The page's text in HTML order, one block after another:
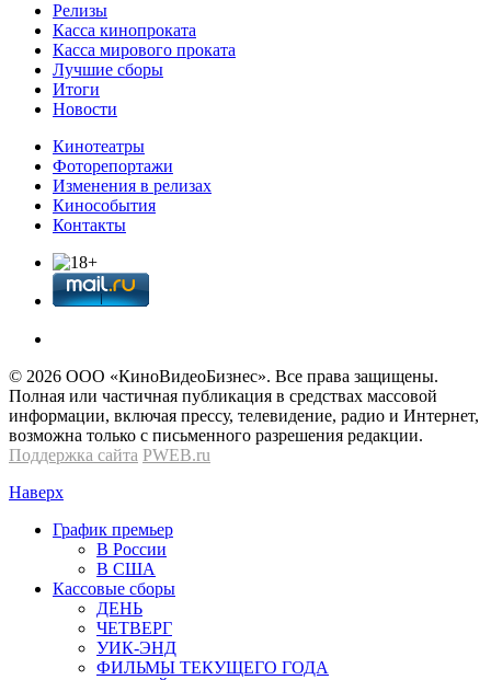
Релизы
Касса кинопроката
Касса мирового проката
Лучшие сборы
Итоги
Новости
Кинотеатры
Фоторепортажи
Изменения в релизах
Кинособытия
Контакты
© 2026 OOО «КиноВидеоБизнес». Все права защищены.
Полная или частичная публикация в средствах массовой
информации, включая прессу, телевидение, радио и Интернет,
возможна только с письменного разрешения редакции.
Поддержка сайта PWEB.ru
Наверх
График премьер
В России
В США
Кассовые сборы
ДЕНЬ
ЧЕТВЕРГ
УИК-ЭНД
ФИЛЬМЫ ТЕКУЩЕГО ГОДА